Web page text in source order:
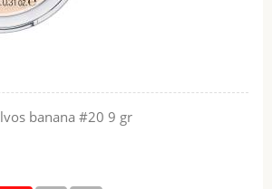
banana #20 9 gr